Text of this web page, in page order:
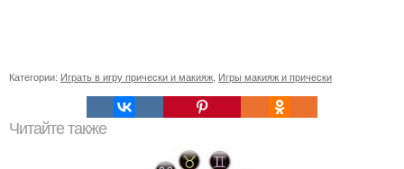
Категории: Играть в игру прически и макияж Игры макияж и прически
Читайте также